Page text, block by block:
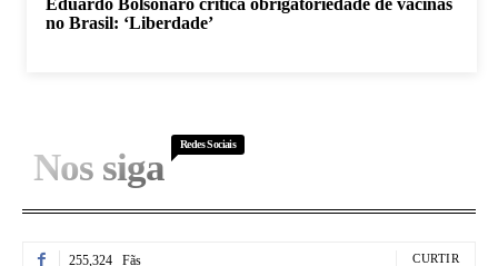
no Brasil: ‘Liberdade’
Nos siga
Redes Sociais
255,324 Fãs CURTIR